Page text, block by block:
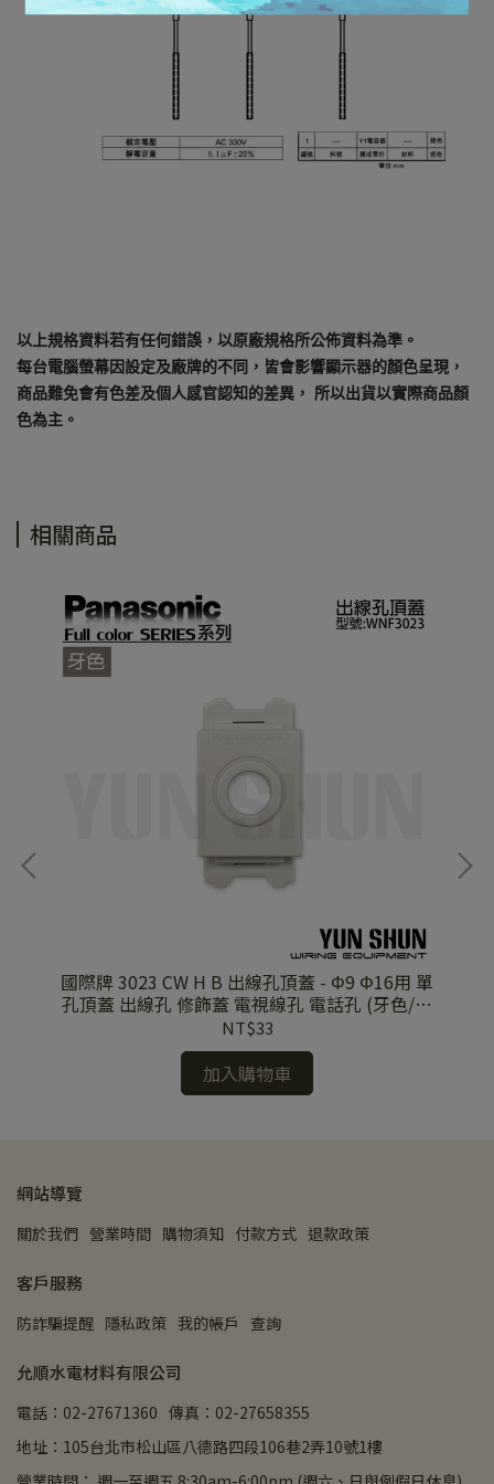
以上規格資料若有任何錯誤，以原廠規格所公佈資料為準。
每台電腦螢幕因設定及廠牌的不同，皆會影響顯示器的顏色呈現，
商品難免會有色差及個人感官認知的差異， 所以出貨以實際商品顏
色為主。
相關商品
國際牌 3023 CW H B 出線孔頂蓋 - Φ9 Φ16用 單
孔頂蓋 出線孔 修飾蓋 電視線孔 電話孔 (牙色/亮
白/亮灰/亮黑/霧白/霧黑) 單品
NT$33
加入購物車
網站導覽
關於我們 營業時間 購物須知 付款方式 退款政策
客戶服務
防詐騙提醒 隱私政策 我的帳戶 查詢
允順水電材料有限公司
電話：02-27671360 傳真：02-27658355
地址：105台北市松山區八德路四段106巷2弄10號1樓